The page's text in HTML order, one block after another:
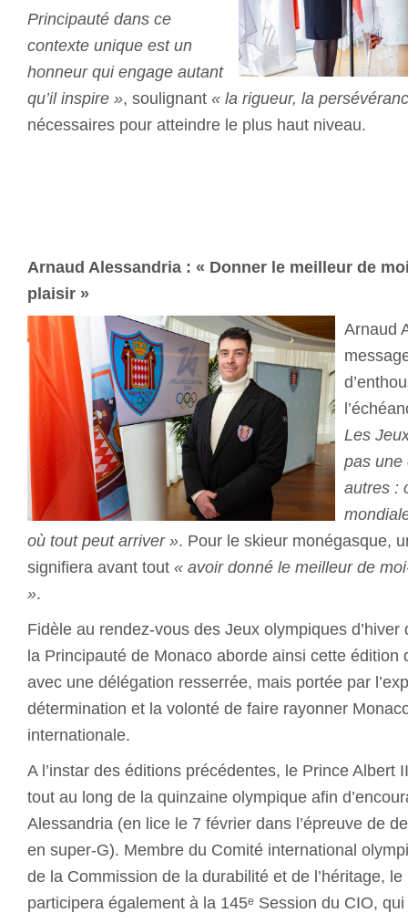
Principauté dans ce
contexte unique est un
honneur qui engage autant
qu’il inspire », soulignant « la rigueur, la
nécessaires pour atteindre le plus haut niveau.
Arnaud Alessandria : « Donner le meilleur de
plaisir »
Arnaud
Les
pas une
autres :
où tout peut arriver ». Pour le skieur monégasque,
signifiera avant tout « avoir donné le meilleur de
».
Fidèle au rendez-vous des Jeux olympiques
la Principauté de Monaco aborde ainsi cette édition
avec une délégation resserrée, mais portée par
détermination et la volonté de faire rayonner
internationale.
A l’instar des éditions précédentes, le Prince Albert
tout au long de la quinzaine olympique afin
Alessandria (en lice le 7 février dans l’épreuve de
en super-G). Membre du Comité international
de la Commission de la durabilité et de l’héritage,
participera également à la 145ᵉ Session du CIO,